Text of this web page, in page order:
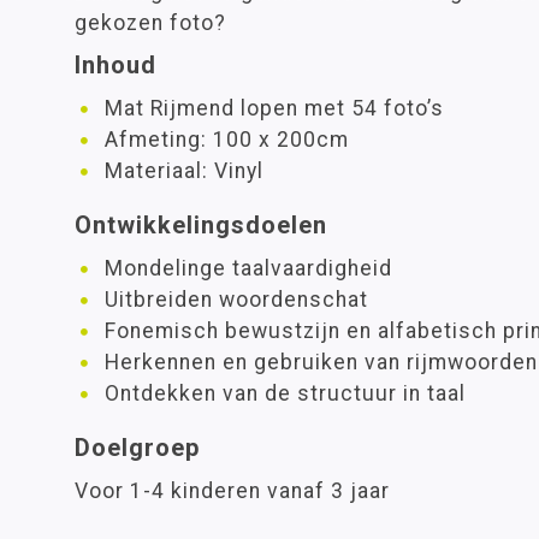
gekozen foto?
Inhoud
Mat Rijmend lopen met 54 foto’s
Afmeting: 100 x 200cm
Materiaal: Vinyl
Ontwikkelingsdoelen
Mondelinge taalvaardigheid
Uitbreiden woordenschat
Fonemisch bewustzijn en alfabetisch
Herkennen en gebruiken van rijmwoorden
Ontdekken van de structuur in taal
Doelgroep
Voor 1-4 kinderen vanaf 3 jaar